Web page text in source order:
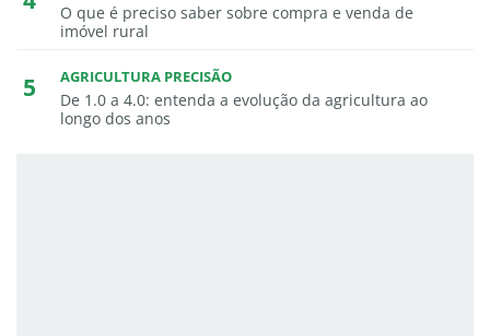
O que é preciso saber sobre compra e venda de
imóvel rural
AGRICULTURA PRECISÃO
De 1.0 a 4.0: entenda a evolução da agricultura ao
longo dos anos